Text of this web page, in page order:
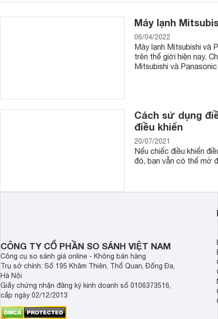
Máy lạnh
06/04/2022
Máy lạnh Mitsubishi và
trên thế giới hiện nay.
Mitsubishi và
Cách sử dụng
điều khiển
20/07/2021
Nếu chiếc điều khiển
đó, bạn vẫn có thể mở
CÔNG TY CỔ PHẦN SO SÁNH VIỆT NAM
Công cụ so sánh giá online - Không bán hàng
Trụ sở chính: Số 195 Khâm Thiên, Thổ Quan, Đống Đa,
Hà Nội
Giấy chứng nhận đăng ký kinh doanh số 0106373516,
cấp ngày 02/12/2013